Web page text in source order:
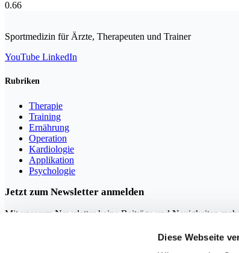
Diese Webseite
Sportmedizin für Ärzte, Therapeuten und Trainer
YouTube LinkedIn
Rubriken
Therapie
Training
Ernährung
Operation
Kardiologie
Applikation
Psychologie
Jetzt zum Newsletter anmelden
Mit unserem Newsletter keine Beiträge und Neuigkeiten mehr